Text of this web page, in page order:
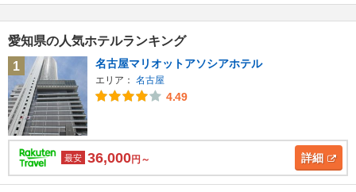
愛知県の人気ホテルランキング
1
名古屋マリオットアソシアホテル
エリア： 名古屋
4.49
最安 36,000円～ 詳細